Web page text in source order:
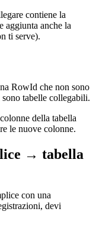
contiene la
aggiunta anche la
ti serve).
RowId che non sono
tabelle collegabili.
della tabella
le nuove colonne.
→ tabella
con una
devi